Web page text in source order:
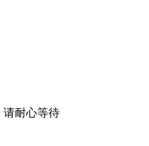
请耐心等待